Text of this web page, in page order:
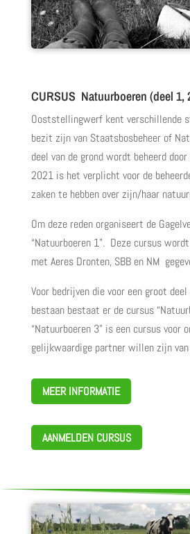
CURSUS Natuurboeren (deel 1,
Ooststellingwerf kent verschillende
bezit zijn van Staatsbosbeheer of
deel van de grond wordt beheerd
2021 is het verplicht voor de
zaken te hebben over zijn/haar
Om deze reden organiseert de
“Natuurboeren 1”. Deze cursus
met Aeres Dronten, SBB en NM
Voor bedrijven die voor een groot
bestaan bestaat er de cursus
“Natuurboeren 3” is een cursus voor
gelijkwaardige partner willen zijn
MEER INFORMATIE
AANMELDEN CURSUS